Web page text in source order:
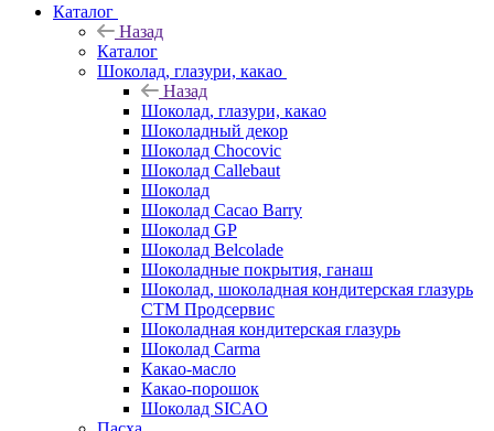
Каталог
Назад
Каталог
Шоколад, глазури, какао
Назад
Шоколад, глазури, какао
Шоколадный декор
Шоколад Chocovic
Шоколад Callebaut
Шоколад
Шоколад Cacao Barry
Шоколад GP
Шоколад Belcolade
Шоколадные покрытия, ганаш
Шоколад, шоколадная кондитерская глазурь
СТМ Продсервис
Шоколадная кондитерская глазурь
Шоколад Carma
Какао-масло
Какао-порошок
Шоколад SICAO